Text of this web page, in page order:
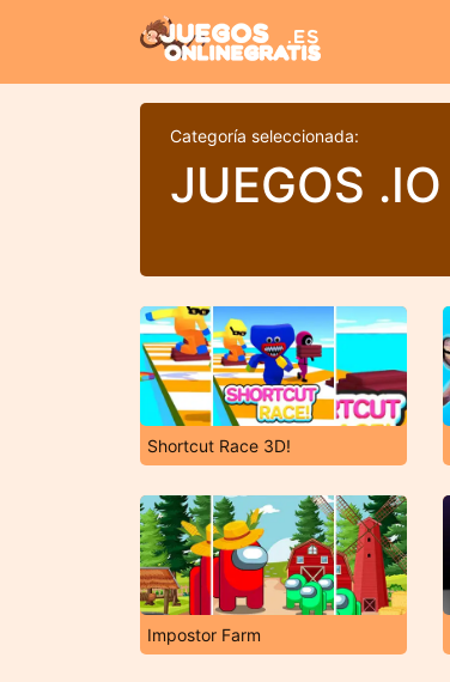
Categoría seleccionada:
JUEGOS .IO
Shortcut Race 3D!
Impostor Farm